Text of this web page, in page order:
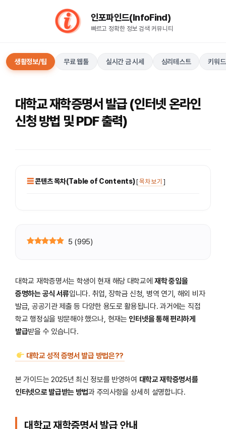
인포파인드(InfoFind)​​​​
빠르고 정확한 정보 검색 커뮤니티
생활정보/팁 무료 웹툴 실시간 금 시세 심리테스트 키워
대학교 재학증명서 발급 (인터넷 온라인
신청 방법 및 PDF 출력)
콘텐츠 목차(Table of Contents)[목차 보기 ]
5 (995)
대학교 재학증명서는 학생이 현재 해당 대학교에재학 중임을
증명하는 공식 서류입니다. 취업, 장학금 신청, 병역 연기, 해외 비자
발급, 공공기관 제출 등 다양한 용도로 활용됩니다. 과거에는 직접
학교 행정실을 방문해야 했으나, 현재는 인터넷을 통해 편리하게
발급받을 수 있습니다.
대학교 성적 증명서 발급 방법은??
본 가이드는 2025년 최신 정보를 반영하여 대학교 재학증명서를
인터넷으로 발급받는 방법과 주의사항을 상세히 설명합니다.
대학교 재학증명서 발급 안내